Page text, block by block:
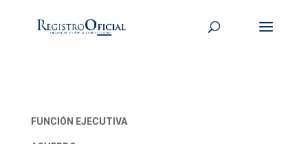
FUNCIÓN EJECUTIVA